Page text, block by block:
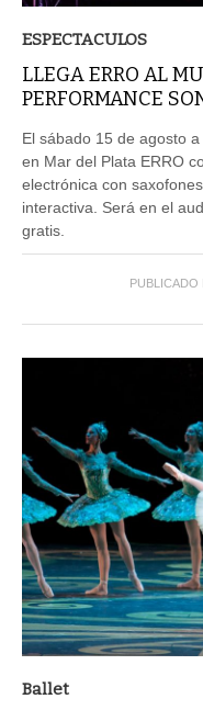
ESPECTACULOS
LLEGA ERRO AL
PERFORMANCE
El sábado 15 de agosto
en Mar del Plata ERRO
electrónica con
interactiva. Será en el
gratis.
PUBLICADO
Ballet